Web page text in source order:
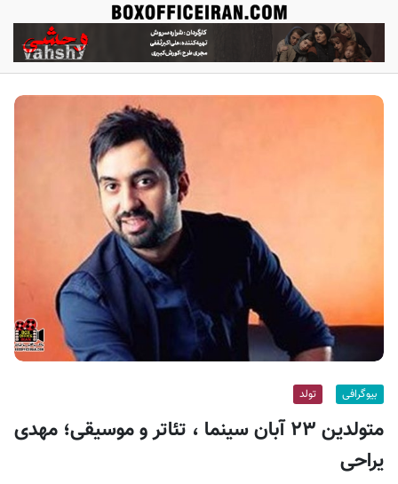
ب
ا
ک
س
ن
بیوگرافی تولد
متولدین ۲۳ آبان سینما ، تئاتر و موسیقی؛ مهدی
یراحی